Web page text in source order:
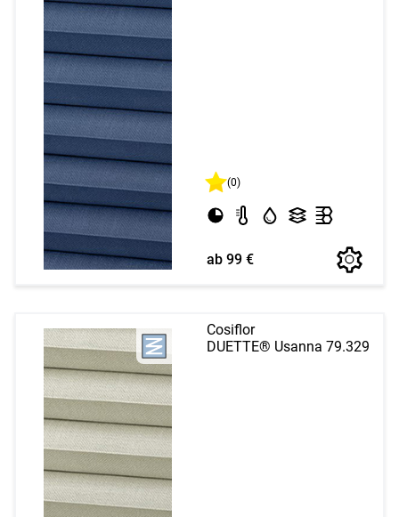
(0)
ab 99 €
Cosiflor
DUETTE® Usanna 79.329